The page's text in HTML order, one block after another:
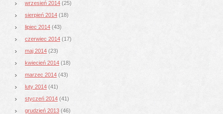
wrzesień 2014 (25)
sierpień 2014 (18)
lipiec 2014 (43)
czerwiec 2014 (17)
maj 2014 (23)
kwiecień 2014 (18)
marzec 2014 (43)
luty 2014 (41)
styczeń 2014 (41)
grudzień 2013 (46)